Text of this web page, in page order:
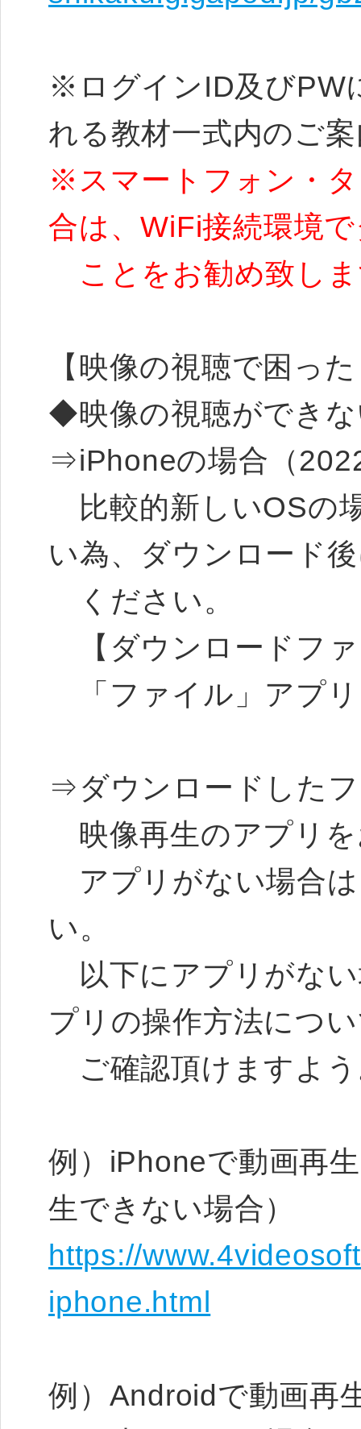
※ログインID及びPW
れる教材一式内のご
※スマートフォン・
合は、WiFi接続環境
ことをお勧め致し
【映像の視聴で困っ
◆映像の視聴ができ
⇒iPhoneの場合（
比較的新しいOSの
い為、ダウンロード
ください。
【ダウンロードフ
「ファイル」アプ
⇒ダウンロードした
映像再生のアプリ
アプリがない場合
い。
以下にアプリがな
プリの操作方法につ
ご確認頂けますよ
例）iPhoneで動画再
生できない場合）
https://
iphone.html
例）Androidで動画再